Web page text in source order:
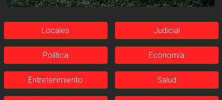
Locales Judicial
Política Economía
Entretenimiento Salud